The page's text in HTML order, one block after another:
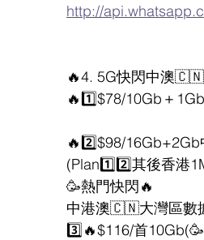
http://
🔥4. 5G快閃中澳
🔥1️⃣$78/10Gb＋
🔥2️⃣$98/
(Plan1️⃣2️⃣其後香港
🥳熱門快閃🔥
中港澳🇨🇳大灣區數
3️⃣🔥$116/首